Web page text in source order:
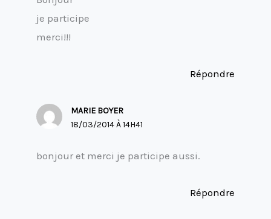
je participe
merci!!!
Répondre
MARIE BOYER
18/03/2014 À 14H41
bonjour et merci je participe aussi.
Répondre